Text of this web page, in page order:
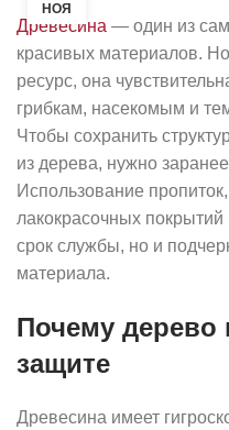
НОЯ
Древесина — один из
красивых материалов.
ресурс, она
грибкам, насекомым и
Чтобы сохранить
из дерева, нужно
Использование
лакокрасочных покрытий
срок службы, но и
материала.
Почему дерево
защите
Древесина имеет